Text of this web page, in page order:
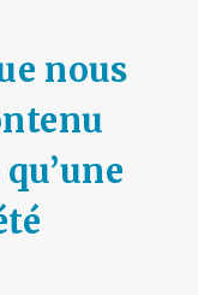
nous